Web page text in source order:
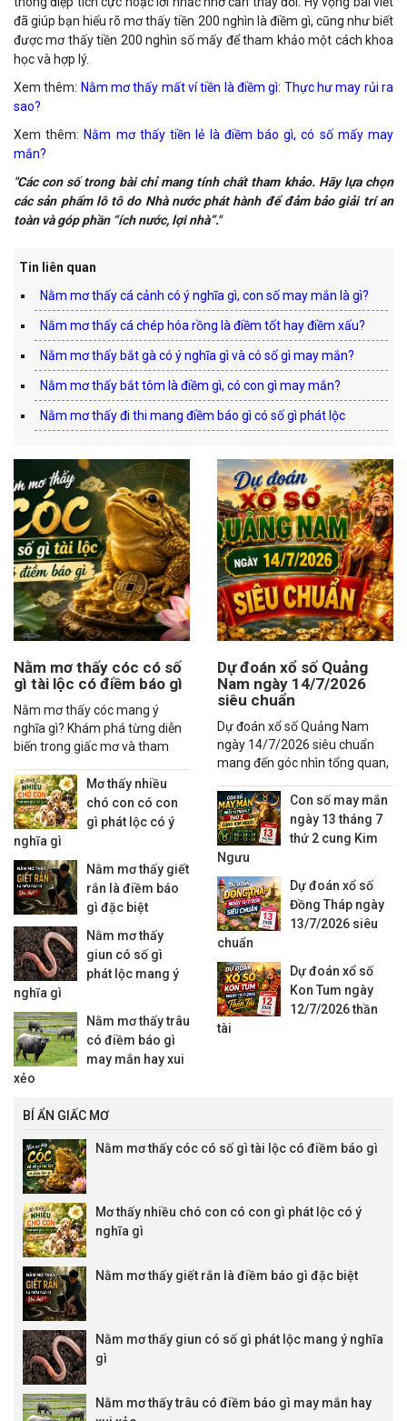
đã giúp bạn hiểu rõ mơ thấy tiền 200 nghìn là điềm gì, cũng như biết
được mơ thấy tiền 200 nghìn số mấy để tham khảo một cách khoa
học và hợp lý.
Xem thêm: Nằm mơ thấy mất ví tiền là điềm gì: Thực hư may rủi ra
sao?
Xem thêm: Nằm mơ thấy tiền lẻ là điềm báo gì, có số mấy may
mắn?
"Các con số trong bài chỉ mang tính chất tham khảo. Hãy lựa chọn
các sản phẩm lô tô do Nhà nước phát hành để đảm bảo giải trí an
toàn và góp phần “ích nước, lợi nhà”."
Tin liên quan
Nằm mơ thấy cá cảnh có ý nghĩa gì, con số may mắn là gì?
Nằm mơ thấy cá chép hóa rồng là điềm tốt hay điềm xấu?
Nằm mơ thấy bắt gà có ý nghĩa gì và có số gì may mắn?
Nằm mơ thấy bắt tôm là điềm gì, có con gì may mắn?
Nằm mơ thấy đi thi mang điềm báo gì có số gì phát lộc
Nằm mơ thấy cóc có số
gì tài lộc có điềm báo gì
Nằm mơ thấy cóc mang ý
nghĩa gì? Khám phá từng diễn
biến trong giấc mơ và tham
quan đầy đủ.
Mơ thấy nhiều
chó con có con
gì phát lộc có ý
nghĩa gì
Nằm mơ thấy giết
rắn là điềm báo
gì đặc biệt
Nằm mơ thấy
giun có số gì
phát lộc mang ý
nghĩa gì
Nằm mơ thấy trâu
có điềm báo gì
may mắn hay xui
xẻo
Dự đoán xổ số Quảng
Nam ngày 14/7/2026
siêu chuẩn
Dự đoán xổ số Quảng Nam
ngày 14/7/2026 siêu chuẩn
mang đến góc nhìn tổng quan,
nhận định đáng quan tâm
Con số may mắn
ngày 13 tháng 7
thứ 2 cung Kim
Ngưu
Dự đoán xổ số
Đồng Tháp ngày
13/7/2026 siêu
chuẩn
Dự đoán xổ số
Kon Tum ngày
12/7/2026 thần
tài
BÍ ẨN GIẤC MƠ
Nằm mơ thấy cóc có số gì tài lộc có điềm báo gì
Mơ thấy nhiều chó con có con gì phát lộc có ý
nghĩa gì
Nằm mơ thấy giết rắn là điềm báo gì đặc biệt
Nằm mơ thấy giun có số gì phát lộc mang ý nghĩa
gì
Nằm mơ thấy trâu có điềm báo gì may mắn hay